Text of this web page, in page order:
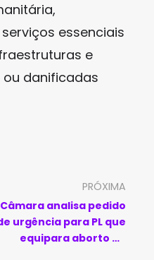
essenciais
e
danificadas
PRÓXIMA
Câmara analisa pedido
urgência para PL que
equipara aborto ao